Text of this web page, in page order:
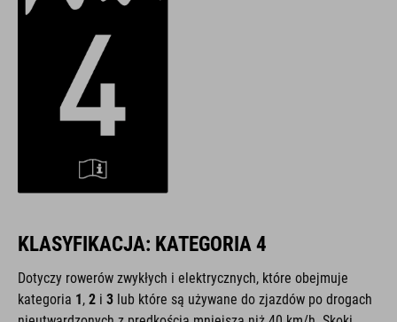
KLASYFIKACJA: KATEGORIA 4
Dotyczy rowerów zwykłych i elektrycznych, które obejmuje
kategoria 1, 2 i 3 lub które są używane do zjazdów po drogach